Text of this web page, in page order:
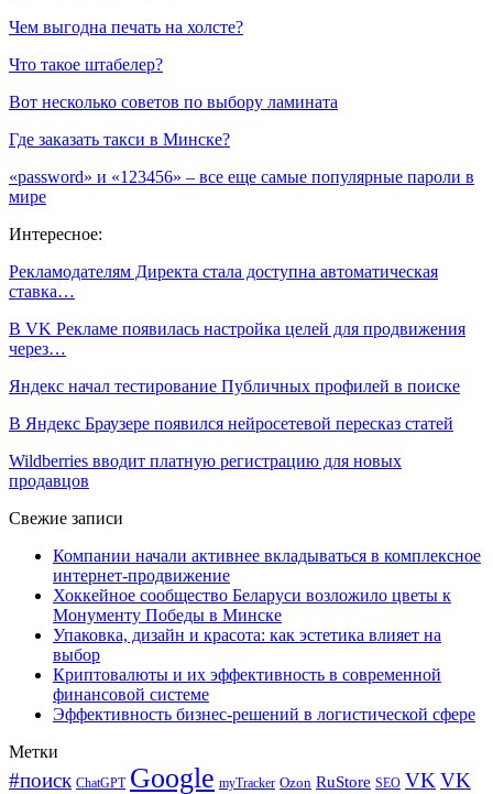
Чем выгодна печать на холсте?
Что такое штабелер?
Вот несколько советов по выбору ламината
Где заказать такси в Минске?
«password» и «123456» – все еще самые популярные пароли в
мире
Интересное:
Рекламодателям Директа стала доступна автоматическая
ставка…
В VK Рекламе появилась настройка целей для продвижения
через…
Яндекс начал тестирование Публичных профилей в поиске
В Яндекс Браузере появился нейросетевой пересказ статей
Wildberries вводит платную регистрацию для новых
продавцов
Свежие записи
Компании начали активнее вкладываться в комплексное
интернет-продвижение
Хоккейное сообщество Беларуси возложило цветы к
Монументу Победы в Минске
Упаковка, дизайн и красота: как эстетика влияет на
выбор
Криптовалюты и их эффективность в современной
финансовой системе
Эффективность бизнес-решений в логистической сфере
Метки
#поиск ChatGPT Google myTracker Ozon RuStore SEO VK VK